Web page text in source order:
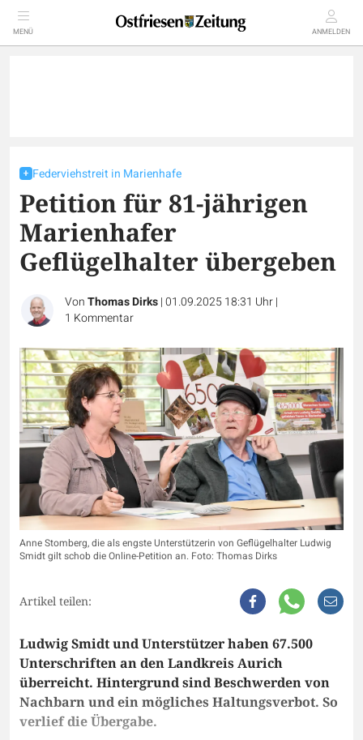
MENÜ ANMELDEN
Federviehstreit in Marienhafe
Petition für 81-jährigen
Marienhafer
Geflügelhalter übergeben
VonThomas Dirks|01.09.2025 18:31 Uhr|
1 Kommentar
Anne Stomberg, die als engste Unterstützerin von Geflügelhalter Ludwig
Smidt gilt schob die Online-Petition an. Foto: Thomas Dirks
Artikel teilen:
Ludwig Smidt und Unterstützer haben 67.500
Unterschriften an den Landkreis Aurich
überreicht. Hintergrund sind Beschwerden von
Nachbarn und ein mögliches Haltungsverbot. So
verlief die Übergabe.